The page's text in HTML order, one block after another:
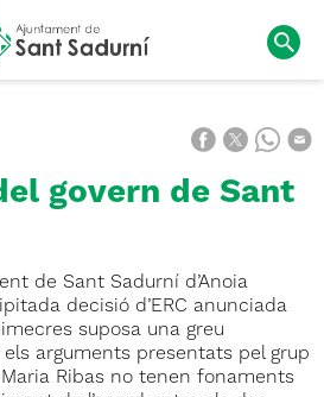
govern de Sant
de Sant Sadurní d’Anoia
decisió d’ERC anunciada
suposa una greu
arguments presentats pel grup
Ribas no tenen fonaments